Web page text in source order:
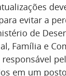
evitar a
de
Família e
responsável
em um